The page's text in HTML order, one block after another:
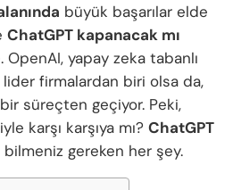
büyük başarılar elde
ChatGPT kapanacak mı
yapay zeka tabanlı
firmalardan biri olsa da,
süreçten geçiyor. Peki,
karşı karşıya mı? ChatGPT
gereken her şey.